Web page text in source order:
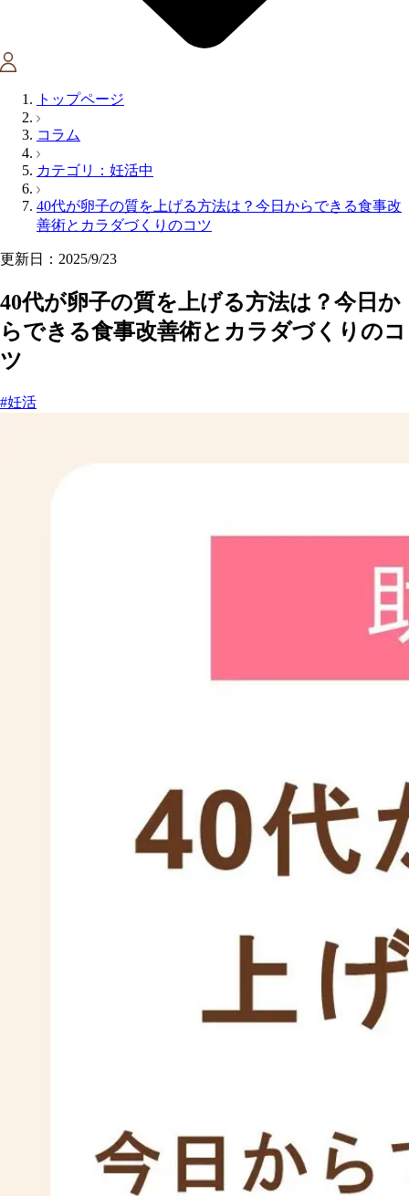
トップページ
コラム
カテゴリ：妊活中
40代が卵子の質を上げる方法は？今日からできる食事改
善術とカラダづくりのコツ
更新日：2025/9/23
40代が卵子の質を上げる方法は？今日か
らできる食事改善術とカラダづくりのコ
ツ
#妊活